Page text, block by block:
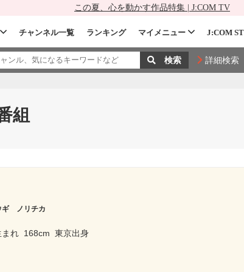
この夏、心を動かす作品特集 | J:COM TV
チャンネル一覧 ランキング マイメニュー J:COM
詳細検索
組
ギ ノリチカ
れ 168cm 東京出身